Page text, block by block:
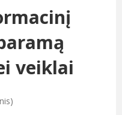
veiklai